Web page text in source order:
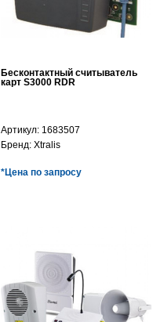
Бесконтактный считыватель
карт S3000 RDR
Артикул: 1683507
Бренд: Xtralis
*Цена по запросу